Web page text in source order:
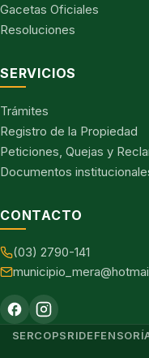
Gacetas Oficiales
Resoluciones
SERVICIOS
Trámites
Registro de la Propiedad
Peticiones, Quejas y
Documentos
CONTACTO
(03) 2790-141
SERCOPSRI